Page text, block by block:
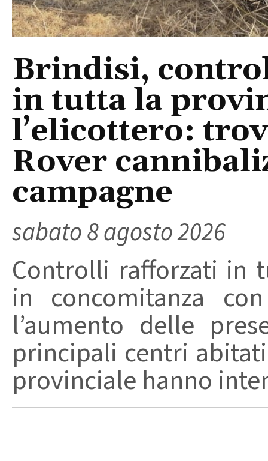
Brindisi,
in tutta la
l’elicottero:
Rover
campagne
sabato 8 agosto 2026
Controlli rafforzati in
in concomitanza
l’aumento delle
principali centri
provinciale hanno